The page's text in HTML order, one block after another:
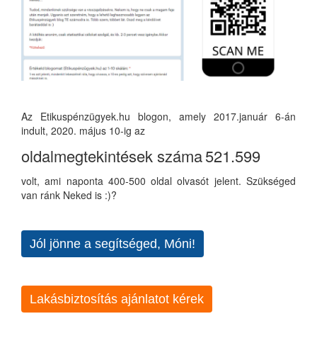
Az Etikuspénzügyek.hu blogon, amely 2017.január 6-án
indult, 2020. május 10-ig az
oldalmegtekintések száma521.599
volt, ami naponta 400-500 oldal olvasót jelent. Szükséged
van ránk Neked is :)?
Jól jönne a segítséged, Móni!
Lakásbiztosítás ajánlatot kérek